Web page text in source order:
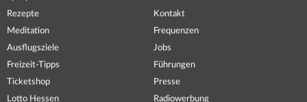
Rezepte
Meditation
Ausflugsziele
Freizeit-Tipps
Ticketshop
Lotto Hessen
Kontakt
Frequenzen
Jobs
Führungen
Presse
Radiowerbung